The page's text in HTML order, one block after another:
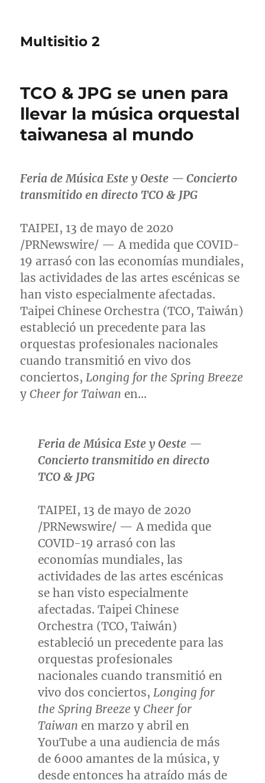
Multisitio 2
TCO & JPG se unen para
llevar la música orquestal
taiwanesa al mundo
Feria de Música Este y Oeste — Concierto
transmitido en directo TCO & JPG
TAIPEI, 13 de mayo de 2020
/PRNewswire/ — A medida que COVID-
19 arrasó con las economías mundiales,
las actividades de las artes escénicas se
han visto especialmente afectadas.
Taipei Chinese Orchestra (TCO, Taiwán)
estableció un precedente para las
orquestas profesionales nacionales
cuando transmitió en vivo dos
conciertos,Longing for the Spring Breeze
yCheer for Taiwan en…
Feria de Música Este y Oeste —
Concierto transmitido en directo
TCO & JPG
TAIPEI, 13 de mayo de 2020
/PRNewswire/ — A medida que
COVID-19 arrasó con las
economías mundiales, las
actividades de las artes escénicas
se han visto especialmente
afectadas. Taipei Chinese
Orchestra (TCO, Taiwán)
estableció un precedente para las
orquestas profesionales
nacionales cuando transmitió en
vivo dos conciertos, Longing for
the Spring Breeze y Cheer for
Taiwan en marzo y abril en
YouTube a una audiencia de más
de 6000 amantes de la música, y
desde entonces ha atraído más de